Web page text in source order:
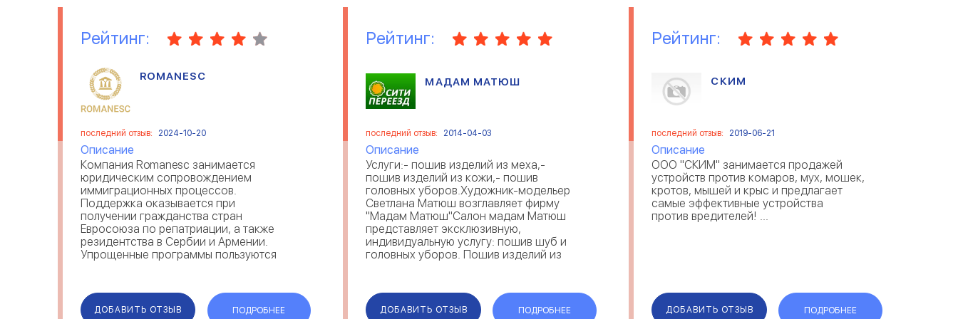
Рейтинг:
ROMANESC
последний отзыв: 2024-10-20
Описание
Компания Romanesc занимается
юридическим сопровождением
иммиграционных процессов.
Поддержка оказывается при
получении гражданства стран
Евросоюза по репатриации, а также
резидентства в Сербии и Армении.
Упрощенные программы пользуются
Прописанные в договоре гарантии,
говорят об ответственности и
ДОБАВИТЬ ОТЗЫВ ПОДРОБНЕЕ
Рейтинг:
МАДАМ МАТЮШ
последний отзыв: 2014-04-03
Описание
Услуги:- пошив изделий из меха,-
пошив изделий из кожи,- пошив
головных уборов.Художник-модельер
Светлана Матюш возглавляет фирму
"Мадам Матюш"Салон мадам Матюш
представляет эксклюзивную,
индивидуальную услугу: пошив шуб и
головных уборов. Пошив изделий из
ДОБАВИТЬ ОТЗЫВ ПОДРОБНЕЕ
Рейтинг:
СКИМ
последний отзыв: 2019-06-21
Описание
ООО "СКИМ" занимается продажей
устройств против комаров, мух, мошек,
кротов, мышей и крыс и предлагает
самые эффективные устройства
против вредителей! ...
ДОБАВИТЬ ОТЗЫВ ПОДРОБНЕЕ